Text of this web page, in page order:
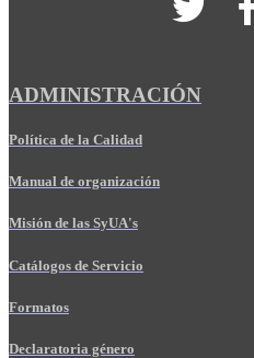
ADMINISTRACIÓN
Política de la Calidad
Manual de organización
Misión de las SyUA's
Catálogos de Servicio
Formatos
Declaratoria género